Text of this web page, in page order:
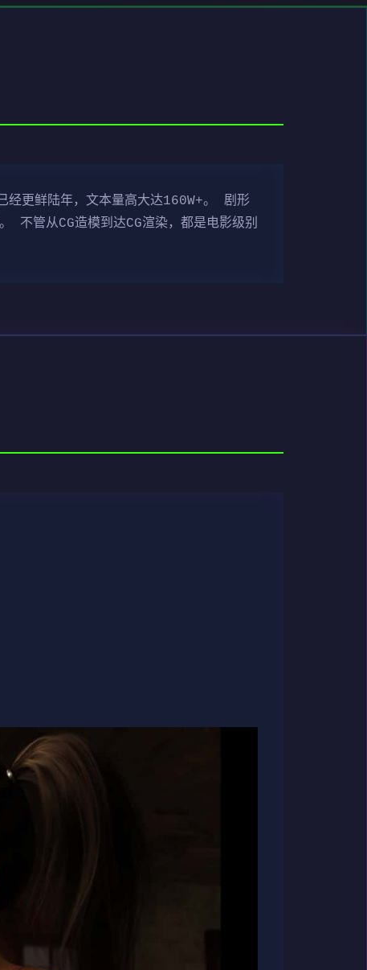
更鲜陆年，文本量高大达160W+。 剧形
不管从CG造模到达CG渲染，都是电影级别